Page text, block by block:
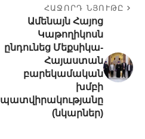
ՀԱՋՈՐԴ ՆՅՈՒԹԸ
Ամենայն Հայոց
Կաթողիկոսն
ընդունեց Մեքսիկա-
Հայաստան
բարեկամական
խմբի
պատվիրակությանը
(նկարներ)